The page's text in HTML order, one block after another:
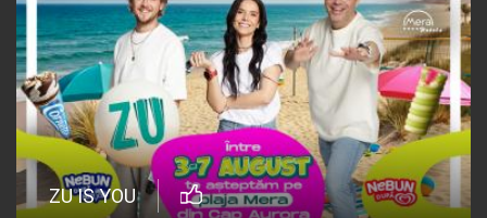
ZU IS YOU